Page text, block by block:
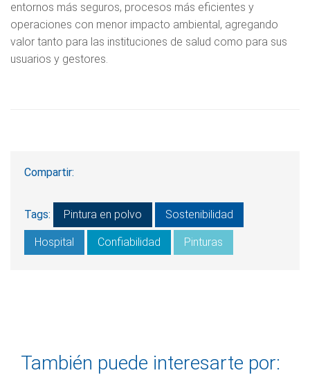
entornos más seguros, procesos más eficientes y
operaciones con menor impacto ambiental, agregando
valor tanto para las instituciones de salud como para sus
usuarios y gestores.
Compartir:
Tags: Pintura en polvo Sostenibilidad
Hospital Confiabilidad Pinturas
También puede interesarte por: